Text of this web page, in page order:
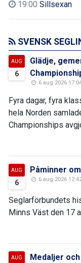
19:00 Sillsexan
SVENSK
AUG
6
Glädje,
6 aug 2026
Fyra dagar, fyra
hela Norden
Championships
AUG
6
Påminner
6 aug 2026
Seglarförbundets
Minns Väst den 17
AUG Medaljer